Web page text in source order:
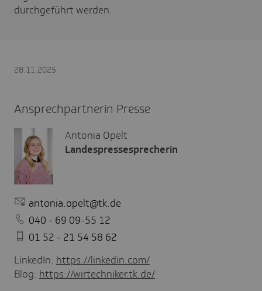
durchgeführt werden.
28.11.2025
Ansprechpartnerin Presse
Antonia Opelt
Landespressesprecherin
antonia.opelt@tk.de
040 - 69 09-55 12
01 52 - 21 54 58 62
LinkedIn: https://linkedin.com/
Blog: https://wirtechniker.tk.de/